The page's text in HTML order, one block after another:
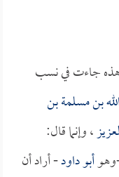
جاءت في نسب
بن مسلمة بن
، وإنما قال:
وهوأبو داود- أراد أن